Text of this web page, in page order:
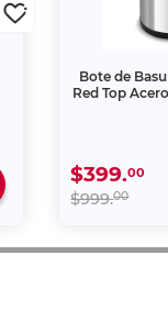
Bote de
Red Top
$399.00
$999.00